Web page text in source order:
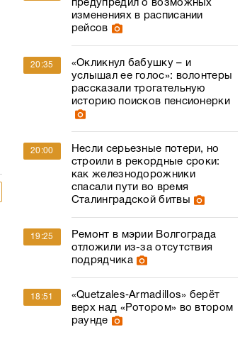
предупредил о возможных
изменениях в расписании
рейсов
20:35
«Окликнул бабушку – и
услышал ее голос»: волонтеры
рассказали трогательную
историю поисков пенсионерки
20:00
Несли серьезные потери, но
строили в рекордные сроки:
как железнодорожники
спасали пути во время
Сталинградской битвы
19:25
Ремонт в мэрии Волгограда
отложили из-за отсутствия
подрядчика
18:51
«Quetzales‑Armadillos» берёт
верх над «Ротором» во втором
раунде